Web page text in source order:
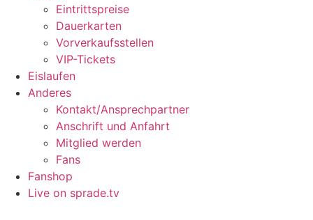
Eintrittspreise
Dauerkarten
Vorverkaufsstellen
VIP-Tickets
Eislaufen
Anderes
Kontakt/Ansprechpartner
Anschrift und Anfahrt
Mitglied werden
Fans
Fanshop
Live on sprade.tv